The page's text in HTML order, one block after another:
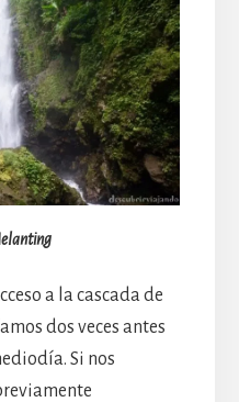
a la cascada de
dos veces antes
Si nos